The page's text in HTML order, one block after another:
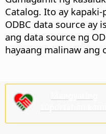
Catalog. Ito ay
ODBC data source ay
ang data source ng
hayaang malinaw ang